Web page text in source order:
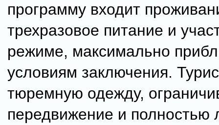
программу входит
трехразовое питание и
режиме, максимально
условиям заключения.
тюремную одежду,
передвижение и полностью